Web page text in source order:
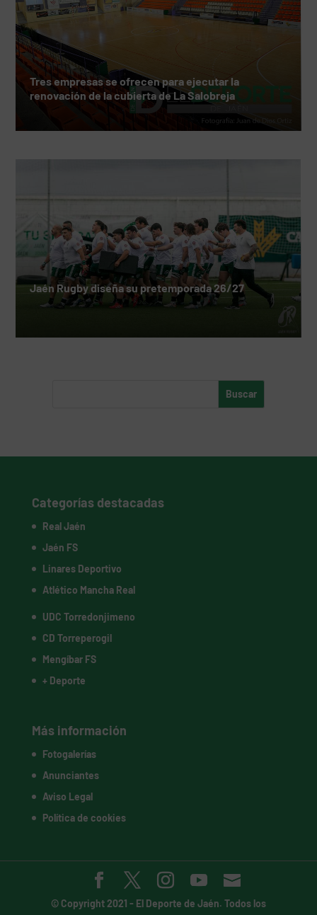
Tres empresas se ofrecen para ejecutar la
renovación de la cubierta de La Salobreja
Jaén Rugby diseña su pretemporada 26/27
Categorías destacadas
Real Jaén
Jaén FS
Linares Deportivo
Atlético Mancha Real
UDC Torredonjimeno
CD Torreperogil
Mengíbar FS
+ Deporte
Más información
Fotogalerías
Anunciantes
Aviso Legal
Política de cookies
© Copyright 2021 - El Deporte de Jaén. Todos los